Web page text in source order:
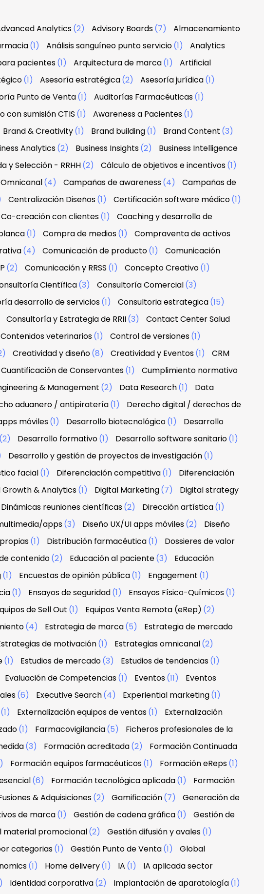
Analytics(2) Advisory Boards(7)
Almacenamiento
(1) Análisis sanguíneo punto servicio(1)
Analytics
pacientes(1) Arquitectura de marca(1)
Artificial
(1) Asesoría estratégica(2) Asesoría jurídica(1)
Punto de Venta(1) Auditorías Farmacéuticas(1)
con sumisión CTIS (1) Awareness a Pacientes(1)
Brand & Creativity(1) Brand building(1) Brand Content (3)
Analytics(2) Business Insights(2)
Business Intelligence
y Selección - RRHH(2) Cálculo de objetivos e incentivos(1)
(4) Campañas de awareness(4)
Campañas de
Centralización Diseños(1) Certificación software médico(1)
Co-creación con clientes(1)
Coaching y desarrollo de
(1) Compra de medios(1)
Compraventa de activos
(4) Comunicación de producto(1)
Comunicación
(2) Comunicación y RRSS (1) Concepto Creativo(1)
Científica(3) Consultoría Comercial(3)
desarrollo de servicios(1) Consultoria estrategica(15)
Consultoría y Estrategia de RRII(3)
Contact Center Salud
Contenidos veterinarios(1) Control de versiones(1)
Creatividad y diseño(8) Creatividad y Eventos(1)
CRM
Cuantificación de Conservantes(1)
Cumplimiento normativo
& Management (2) Data Research(1)
Data
aduanero / antipiratería(1)
Derecho digital / derechos de
móviles(1) Desarrollo biotecnológico(1)
Desarrollo
(2) Desarrollo formativo(1) Desarrollo software sanitario(1)
Desarrollo y gestión de proyectos de investigación(1)
facial(1) Diferenciación competitiva(1)
Diferenciación
Growth & Analytics(1) Digital Marketing(7)
Digital strategy
Dinámicas reuniones científicas(2) Dirección artística(1)
apps(3) Diseño UX/UI apps móviles(2)
Diseño
(1) Distribución farmacéutica(1)
Dossieres de valor
contenido(2) Educación al paciente(3)
Educación
(1) Encuestas de opinión pública(1) Engagement (1)
(1) Ensayos de seguridad(1) Ensayos Físico-Químicos(1)
de Sell Out (1) Equipos Venta Remota (eRep) (2)
(4) Estrategia de marca(5)
Estrategia de mercado
de motivación(1) Estrategias omnicanal(2)
(1) Estudios de mercado(3) Estudios de tendencias(1)
Evaluación de Competencias(1) Eventos(11)
Eventos
(6) Executive Search(4) Experiential marketing(1)
(1) Externalización equipos de ventas(1)
Externalización
(1) Farmacovigilancia(5)
Ficheros profesionales de la
(3) Formación acreditada(2)
Formación Continuada
Formación equipos farmacéuticos(1) Formación eReps(1)
(6) Formación tecnológica aplicada(1)
Formación
& Adquisiciones(2) Gamificación(7)
Generación de
de marca(1) Gestión de cadena gráfica(1)
Gestión de
material promocional(2) Gestión difusión y avales(1)
categorias(1) Gestión Punto de Venta(1)
Global
(1) Home delivery(1) IA (1)
IA aplicada sector
Identidad corporativa(2) Implantación de aparatología(1)